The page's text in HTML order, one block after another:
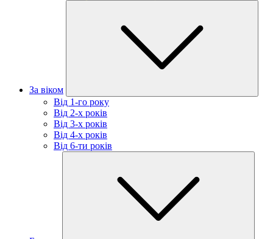
За віком
Від 1-го року
Від 2-х років
Від 3-х років
Від 4-х років
Від 6-ти років